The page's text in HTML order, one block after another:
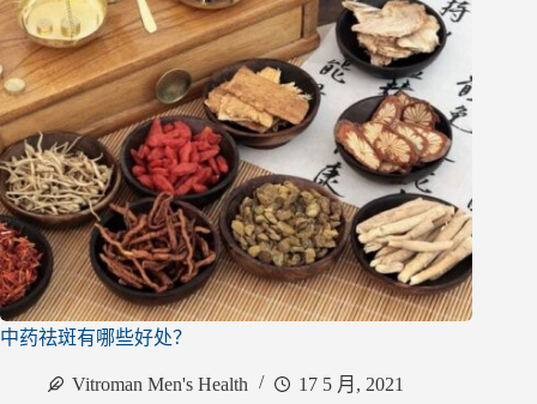
中药祛斑有哪些好处？
Vitroman Men's Health 17 5 月, 2021